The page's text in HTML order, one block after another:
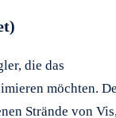
die das
möchten.
Strände von